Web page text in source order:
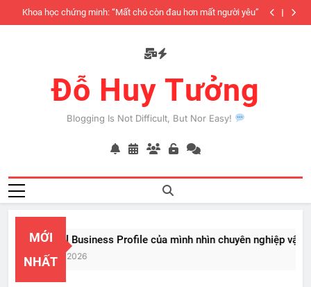
to
Khoa học chứng minh: “Mất chó còn đau hơn mất người yêu”
Đỗ Huy Tưởng
Blogging Is Not Difficult, But Nor Easy!
MỚI
NHẤT
PayPal Business Profile của mình nhìn chuyên nghiệp vật vã
Feb 22, 2026